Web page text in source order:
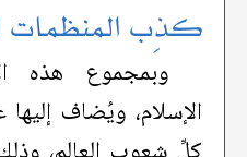
كذِب المنظمات
وبمجموع هذه
الإسلام، ويُضاف